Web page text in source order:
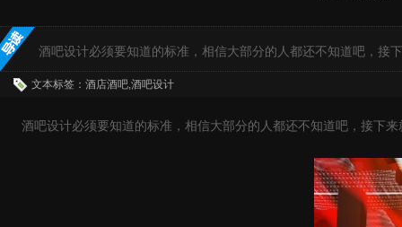
酒吧设计必须要知道的标准，相信大部分的人都还不知道吧，接
文本标签：酒店酒吧,酒吧设计
酒吧设计必须要知道的标准，相信大部分的人都还不知道吧，接下